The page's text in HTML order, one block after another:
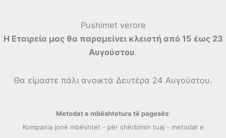
Pushimet verore
Η Εταιρεία μας θα παραμείνει κλειστή από 15 έως 23
Αυγούστου.
Θα είμαστε πάλι ανοικτά Δευτέρα 24 Αυγούστου.
Metodat e mbështetura të pagesës:
Kompania jonë mbështet - për shërbimin tuaj - metodat e